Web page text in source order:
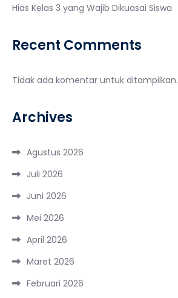
Hias Kelas 3 yang Wajib Dikuasai Siswa
Recent Comments
Tidak ada komentar untuk ditampilkan.
Archives
Agustus 2026
Juli 2026
Juni 2026
Mei 2026
April 2026
Maret 2026
Februari 2026